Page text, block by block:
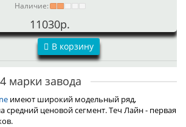
Наличие:
11030р.
В корзину
марки завода
имеют широкий модельный ряд,
средний ценовой сегмент. Теч Лайн - первая